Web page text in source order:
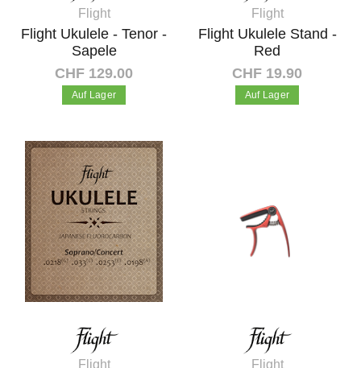
Flight
Flight Ukulele - Tenor -
Sapele
CHF 129.00
Auf Lager
In den Warenkorb
Flight
Flight Ukulele Stand -
Red
CHF 19.90
Auf Lager
Flight Flight